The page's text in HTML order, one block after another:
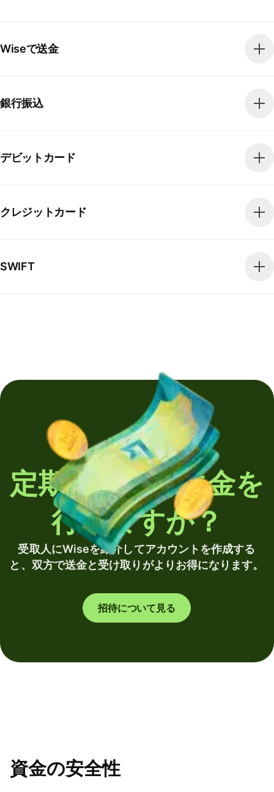
Wiseで送金
銀行振込
デビットカード
クレジットカード
SWIFT
定期的に海外送金を
行いますか？
受取人にWiseを紹介してアカウントを作成する
と、双方で送金と受け取りがよりお得になります。
招待について見る
資金の安全性